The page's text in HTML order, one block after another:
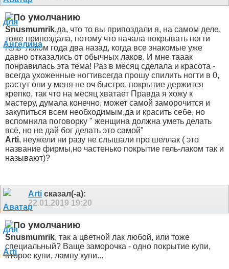
Snusmumrik,да, что то вы припоздали я, на самом деле,
тоже припоздала, потому что начала покрывать ногти
гель- лаком года два назад, когда все знакомые уже
давно отказались от обычных лаков. И мне тааак
понравилась эта тема! Раз в месяц сделала и красота -
всегда ухоженные ногтивсегда прошу спилить ногти в 0,
растут они у меня не оч быстро, покрытие держится
крепко, так что на месяц хватает Правда я хожу к
мастеру, думала конечно, может самой заморочится и
закупиться всем необходимым,да и красить себе, но
вспомнила поговорку " женщина должна уметь делать
всё, но не дай бог делать это самой"
Arti, неужели ни разу не слышали про шеллак ( это
название фирмы,но частенько покрытие гель-лаком так и
называют)?
Arti сказал(-а):
22.01.2019 19:20
Snusmumrik, так а цветной лак любой, или тоже
специальный? Ваще заморочка - одно покрытие купи,
второе купи, лампу купи...